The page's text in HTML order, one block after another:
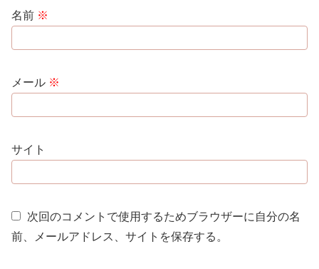
名前 ※
メール ※
サイト
次回のコメントで使用するためブラウザーに自分の名
前、メールアドレス、サイトを保存する。